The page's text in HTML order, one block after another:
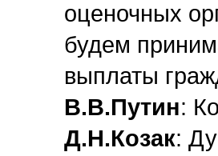
оценочных
будем
выплаты
В.В.Путин:
Д.Н.Козак: